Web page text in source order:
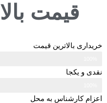
قیمت بالا
خریداری بالاترین قیمت
نقدی و یکجا
اعزام کارشناس به محل